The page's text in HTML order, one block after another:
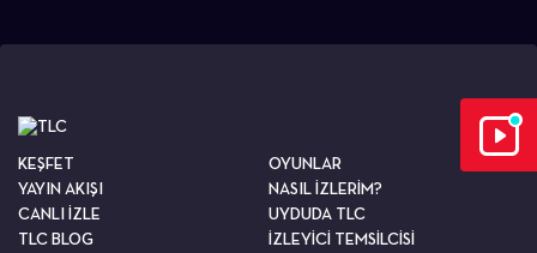
KEŞFET
YAYIN AKIŞI
CANLI İZLE
TLC BLOG
OYUNLAR
NASIL İZLERİM?
UYDUDA TLC
İZLEYİCİ TEMSİLCİSİ